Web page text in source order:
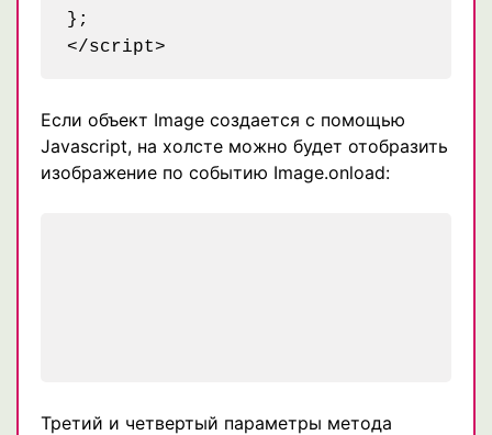
};
Если объект Image создается с помощью
Javascript, на холсте можно будет отобразить
изображение по событию Image.onload:
Третий и четвертый параметры метода